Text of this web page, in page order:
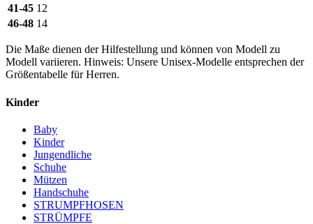
41-45 12
46-48 14
Die Maße dienen der Hilfestellung und können von Modell zu
Modell variieren. Hinweis: Unsere Unisex-Modelle entsprechen der
Größentabelle für Herren.
Kinder
Baby
Kinder
Jungendliche
Schuhe
Mützen
Handschuhe
STRUMPFHOSEN
STRÜMPFE